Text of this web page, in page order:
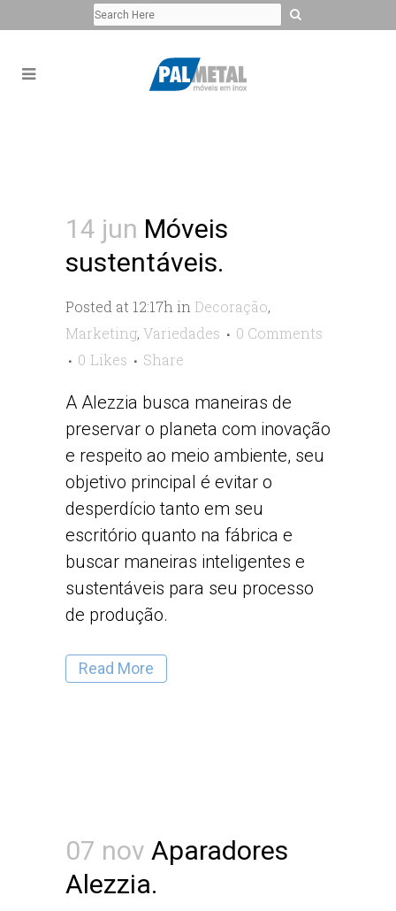
14 jun Móveis
sustentáveis.
Posted at 12:17h in Decoração,
Marketing, Variedades
0 Comments
0 Likes Share
A Alezzia busca maneiras de
preservar o planeta com inovação
e respeito ao meio ambiente, seu
objetivo principal é evitar o
desperdício tanto em seu
escritório quanto na fábrica e
buscar maneiras inteligentes e
sustentáveis para seu processo
de produção.
Read More
07 nov Aparadores
Alezzia.